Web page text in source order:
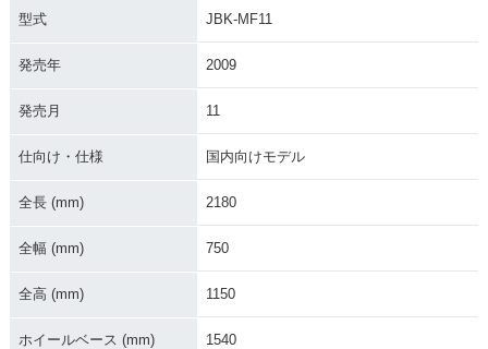
型式 JBK-MF11
発売年 2009
発売月 11
仕向け・仕様 国内向けモデル
全長 (mm) 2180
全幅 (mm) 750
全高 (mm) 1150
ホイールベース (mm) 1540